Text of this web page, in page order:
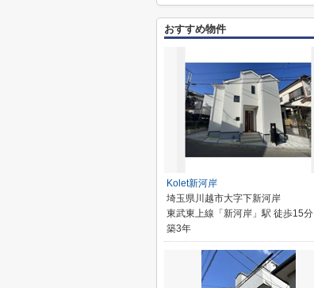
おすすめ物件
Kolet新河岸
埼玉県川越市大字下新河岸
東武東上線「新河岸」駅 徒歩15分
築3年